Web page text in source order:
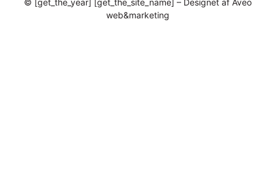
© [get_the_year] [get_the_site_name] – Designet af Aveo
web&marketing